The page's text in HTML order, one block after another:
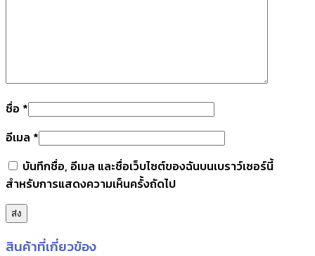
ชื่อ *
อีเมล *
บันทึกชื่อ, อีเมล และชื่อเว็บไซต์ของฉันบนเบราว์เซอร์นี้
สำหรับการแสดงความเห็นครั้งถัดไป
สินค้าที่เกี่ยวข้อง